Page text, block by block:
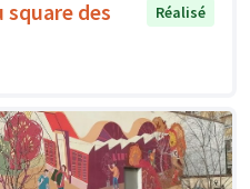
square des
Réalisé